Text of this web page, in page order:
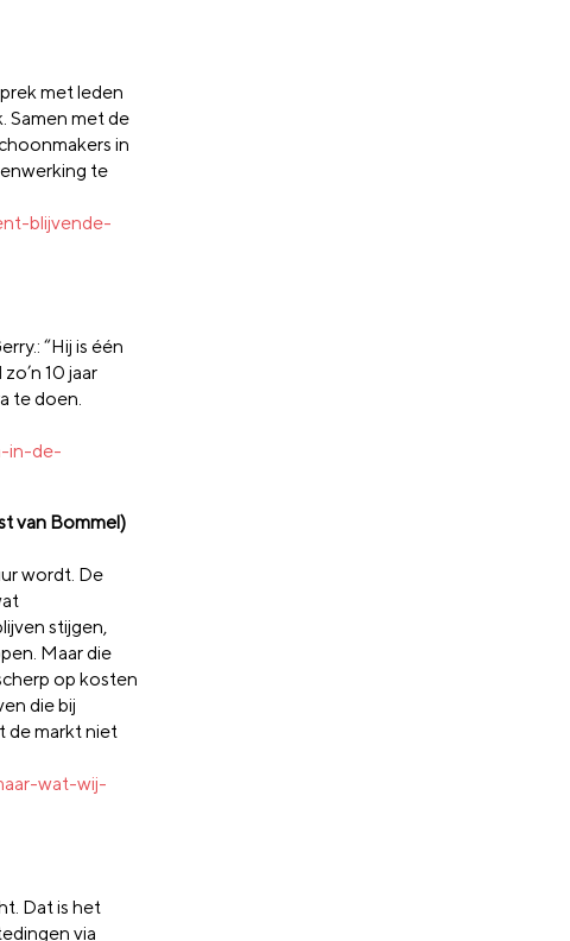
met leden
Samen met de
in
te
blijvende-
“Hij is één
10 jaar
te doen.
in-de-
van Bommel)
wordt. De
stijgen,
Maar die
op kosten
die bij
de markt niet
wat-wij-
Dat is het
via